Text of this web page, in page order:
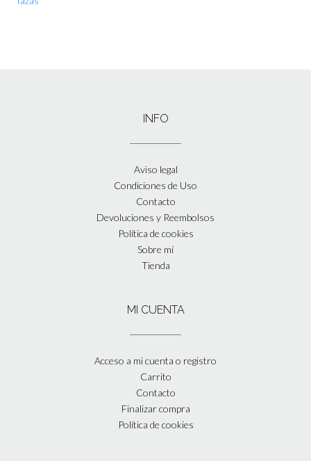
INFO
Aviso legal
Condiciones de Uso
Contacto
Devoluciones y Reembolsos
Política de cookies
Sobre mí
Tienda
MI CUENTA
Acceso a mi cuenta o registro
Carrito
Contacto
Finalizar compra
Política de cookies